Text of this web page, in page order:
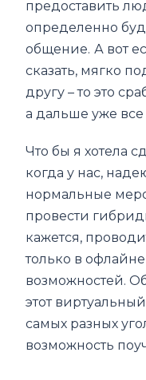
предоставить
определенно
общение. А вот
сказать, мягко
другу – то это
а дальше уже все
Что бы я хотела
когда у нас,
нормальные
провести
кажется,
только в
возможностей.
этот
самых разных
возможность